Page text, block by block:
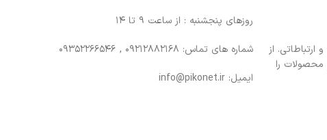
ارتباطاتی. از
محصولات را
روزهای پنجشنبه : از ساعت 9 تا 14
شماره های تماس: 09212882168 , 09352266546
ایمیل: info@pikonet.ir